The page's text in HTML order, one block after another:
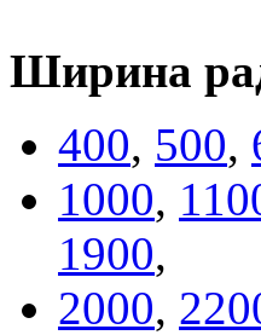
Ширина
400, 500,
1000,
1900,
2000,